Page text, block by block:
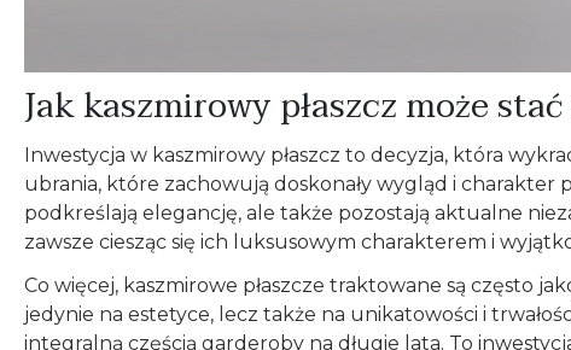
Jak kaszmirowy płaszcz może
Inwestycja w kaszmirowy płaszcz to decyzja, która
ubrania, które zachowują doskonały wygląd i charakter
podkreślają elegancję, ale także pozostają aktualne
zawsze ciesząc się ich luksusowym charakterem i
Co więcej, kaszmirowe płaszcze traktowane są często
jedynie na estetyce, lecz także na unikatowości i
integralną częścią garderoby na długie lata. To